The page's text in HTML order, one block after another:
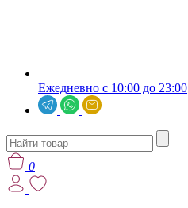
Ежедневно с 10:00 до 23:00
0